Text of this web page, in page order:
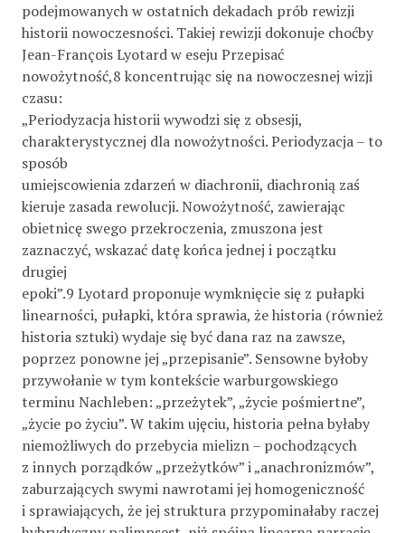
podejmowanych w ostatnich dekadach prób rewizji
historii nowoczesności. Takiej rewizji dokonuje choćby
Jean-François Lyotard w eseju Przepisać
nowożytność,8 koncentrując się na nowoczesnej wizji
czasu:
„Periodyzacja historii wywodzi się z obsesji,
charakterystycznej dla nowożytności. Periodyzacja – to
sposób
umiejscowienia zdarzeń w diachronii, diachronią zaś
kieruje zasada rewolucji. Nowożytność, zawierając
obietnicę swego przekroczenia, zmuszona jest
zaznaczyć, wskazać datę końca jednej i początku
drugiej
epoki”.9 Lyotard proponuje wymknięcie się z pułapki
linearności, pułapki, która sprawia, że historia (również
historia sztuki) wydaje się być dana raz na zawsze,
poprzez ponowne jej „przepisanie”. Sensowne byłoby
przywołanie w tym kontekście warburgowskiego
terminu Nachleben: „przeżytek”, „życie pośmiertne”,
„życie po życiu”. W takim ujęciu, historia pełna byłaby
niemożliwych do przebycia mielizn – pochodzących
z innych porządków „przeżytków” i „anachronizmów”,
zaburzających swymi nawrotami jej homogeniczność
i sprawiających, że jej struktura przypominałaby raczej